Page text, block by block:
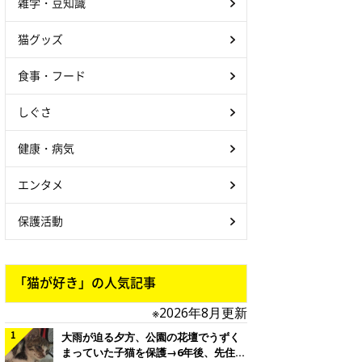
猫グッズ
食事・フード
しぐさ
健康・病気
エンタメ
保護活動
「猫が好き」の人気記事
※2026年8月更新
大雨が迫る夕方、公園の花壇でうずく
まっていた子猫を保護→6年後、先住猫